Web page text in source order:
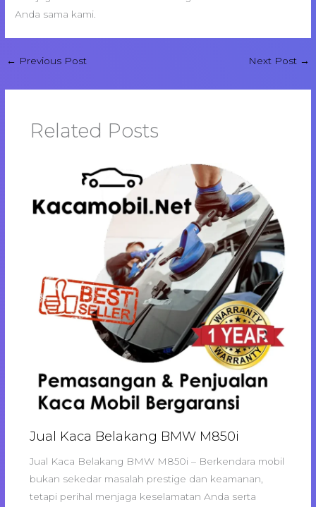
Anda sama kami.
← Previous Post Next Post →
Related Posts
Jual Kaca Belakang BMW M850i
Jual Kaca Belakang BMW M850i – Berkendara mobil
bukan sekedar masalah prestige dan keamanan,
tetapi perihal menjaga keselamatan Anda serta